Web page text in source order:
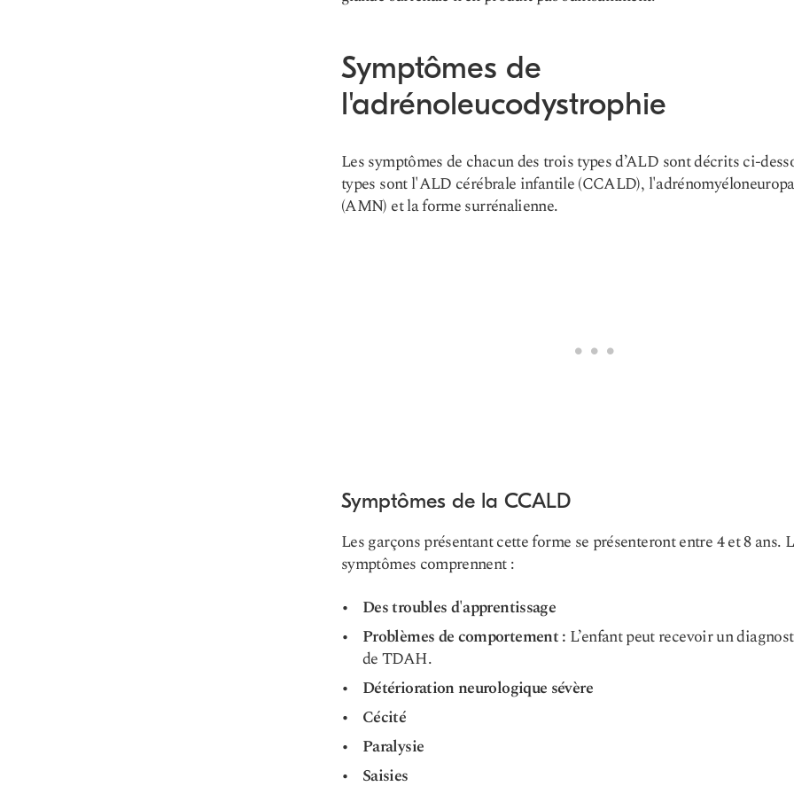
Symptômes de
l'adrénoleucodystrophie
Les symptômes de chacun des trois types d’ALD sont décrits ci-
types sont l'ALD cérébrale infantile (CCALD),
(AMN) et la forme surrénalienne.
Symptômes de la CCALD
Les garçons présentant cette forme se présenteront entre 4 et 8 ans.
symptômes comprennent :
Des troubles d'apprentissage
Problèmes de comportement : L’enfant peut recevoir un
de TDAH.
Détérioration neurologique sévère
Cécité
Paralysie
Saisies